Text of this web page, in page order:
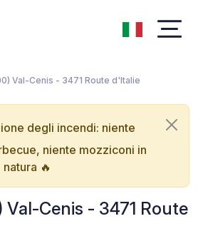
Val-Cenis - 3471 Route d'Italie
degli incendi: niente
niente mozziconi in
natura 🔥
Val-Cenis - 3471 Route